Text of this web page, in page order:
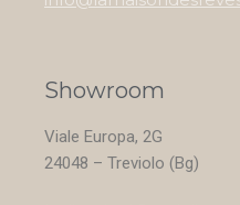
Showroom
Viale Europa, 2G
24048 – Treviolo (Bg)